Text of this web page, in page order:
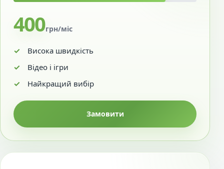
400грн/міс
Висока швидкість
Відео і ігри
Найкращий вибір
Замовити